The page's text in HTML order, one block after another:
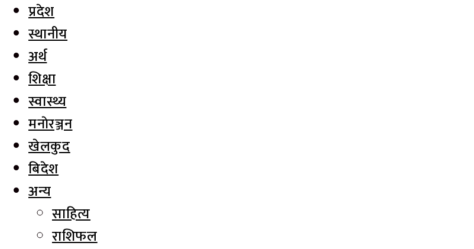
प्रदेश
स्थानीय
अर्थ
शिक्षा
स्वास्थ्य
मनाेरञ्जन
खेलकुद
बिदेश
अन्य
साहित्य
राशिफल